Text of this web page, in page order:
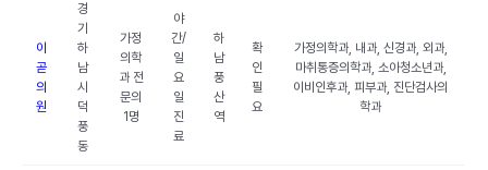
이
곧
의
원
경
기
하
남
시
덕
풍
동
가정
의학
과 전
문의
1명
야
간/
일
요
일
진
료
하
남
풍
산
역
확
인
필
요
가정의학과, 내과, 신경과, 외과,
마취통증의학과, 소아청소년과,
이비인후과, 피부과, 진단검사의
학과